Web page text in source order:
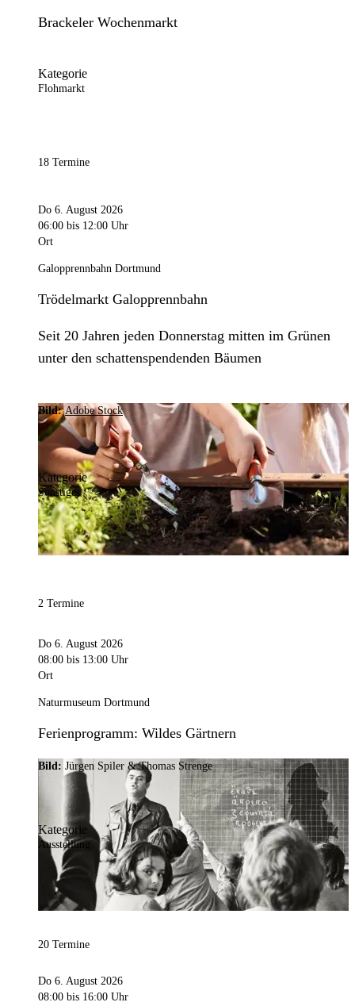
Brackeler Wochenmarkt
Kategorie
Flohmarkt
18 Termine
Do 6. August 2026
06:00 bis 12:00 Uhr
Ort
Galopprennbahn Dortmund
Trödelmarkt Galopprennbahn
Seit 20 Jahren jeden Donnerstag mitten im Grünen
unter den schattenspendenden Bäumen
Bild:Adobe Stock
Kategorie
Sonstiges
2 Termine
Do 6. August 2026
08:00 bis 13:00 Uhr
Ort
Naturmuseum Dortmund
Ferienprogramm: Wildes Gärtnern
Bild: Jürgen Spiler & Thomas Strenge
Kategorie
Ausstellung
20 Termine
Do 6. August 2026
08:00 bis 16:00 Uhr